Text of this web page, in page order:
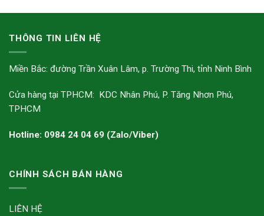
THÔNG TIN LIÊN HỆ
Miền Bắc: đường Trần Xuân Lâm, p. Trường Thi, tỉnh Ninh Bình
Cửa hàng tại TPHCM: KDC Nhân Phú, P. Tăng Nhơn Phú,
TPHCM
Hotline: 0984 24 04 69 (Zalo/Viber)
CHÍNH SÁCH BÁN HÀNG
LIÊN HỆ